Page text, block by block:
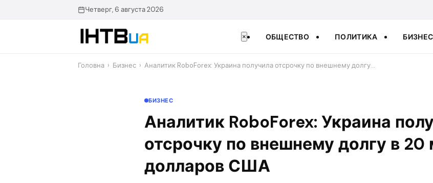
Четверг, 6 августа 2026
× ОБЩЕСТВО ПОЛИТИКА БИЗНЕС
Головна › Бизнес › Аналитик RoboForex: Украина получила отсрочку по внешнему долгу…
БИЗНЕС
Аналитик RoboForex: Украина
отсрочку по внешнему долгу в 20
долларов США